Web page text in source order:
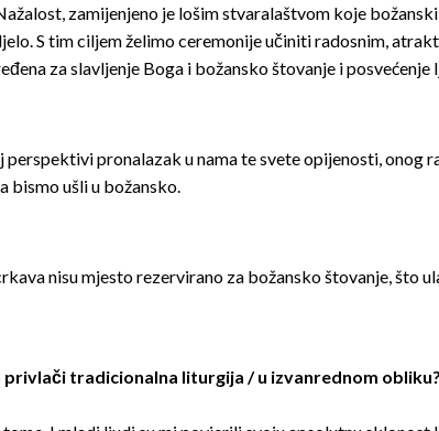
zamijenjeno je lošim stvaralaštvom koje
S tim ciljem želimo ceremonije učiniti radosnim,
za slavljenje Boga i božansko štovanje i posvećenje
pronalazak u nama te svete opijenosti,
bismo ušli u božansko.
nisu mjesto rezervirano za božansko štovanje, što
privlači tradicionalna liturgija / u izvanrednom obliku?